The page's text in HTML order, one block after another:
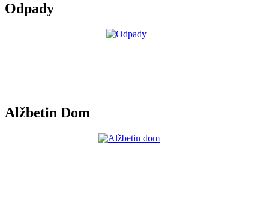
Odpady
Alžbetin Dom